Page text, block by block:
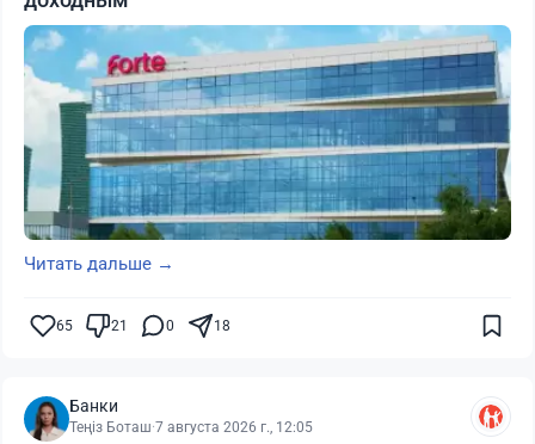
Читать дальше →
65 21 0 18
Банки
Теңіз Боташ·7 августа 2026 г., 12:05